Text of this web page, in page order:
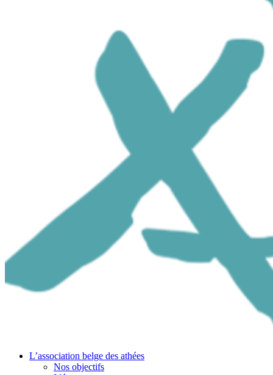
L’association belge des athées
Nos objectifs